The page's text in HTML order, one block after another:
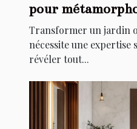
pour
extérieurs ?
Transformer un jardin
nécessite une expertise
révéler tout...